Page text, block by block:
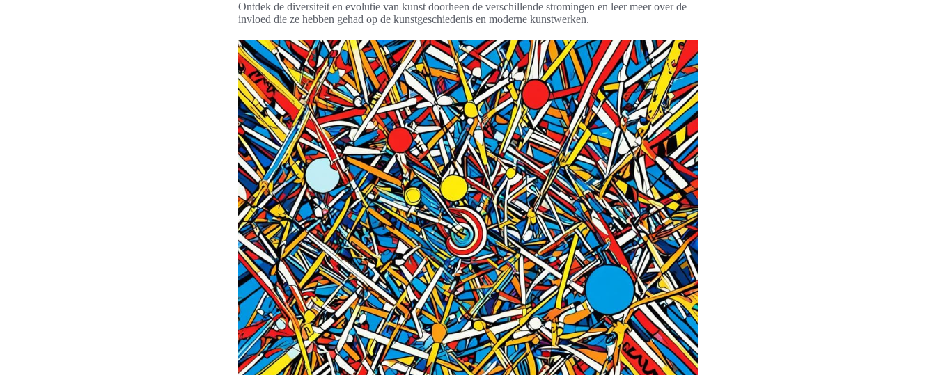
Ontdek de diversiteit en evolutie van kunst doorheen de verschillende stromingen en leer meer over de
invloed die ze hebben gehad op de kunstgeschiedenis en moderne kunstwerken.